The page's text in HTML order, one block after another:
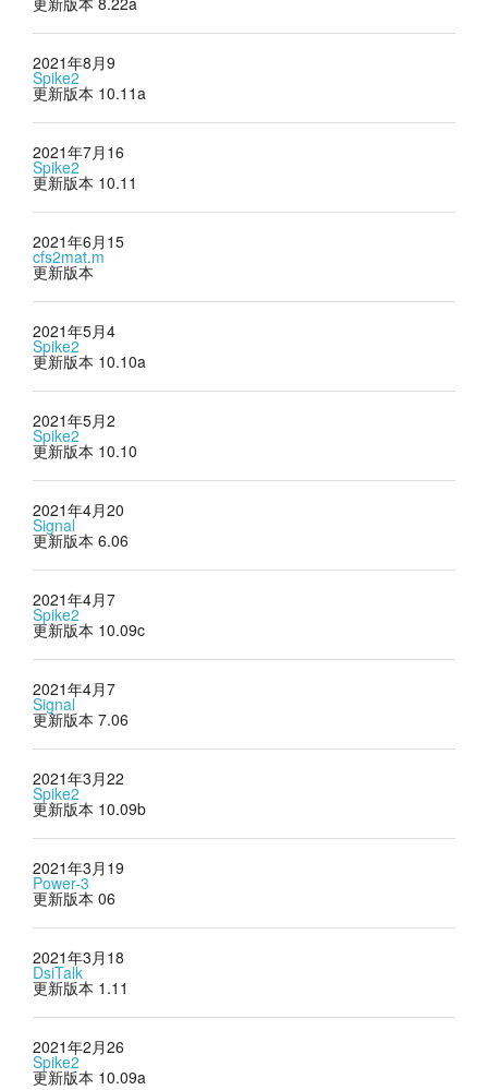
2021年8月9
Spike2
更新版本 10.11a
2021年7月16
Spike2
更新版本 10.11
2021年6月15
cfs2mat.m
更新版本
2021年5月4
Spike2
更新版本 10.10a
2021年5月2
Spike2
更新版本 10.10
2021年4月20
Signal
更新版本 6.06
2021年4月7
Spike2
更新版本 10.09c
2021年4月7
Signal
更新版本 7.06
2021年3月22
Spike2
更新版本 10.09b
2021年3月19
Power-3
更新版本 06
2021年3月18
DsiTalk
更新版本 1.11
2021年2月26
Spike2
更新版本 10.09a